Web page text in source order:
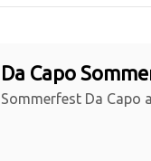
Da Capo
Sommerfest Da Capo